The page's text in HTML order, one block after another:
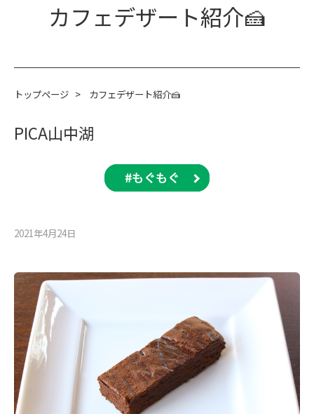
カフェデザート紹介🍰
トップページ > カフェデザート紹介🍰
PICA山中湖
#もぐもぐ
2021年4月24⽇